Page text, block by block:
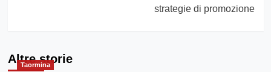
strategie di promozione
Altre storie
Taormina